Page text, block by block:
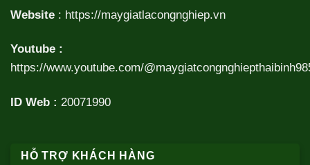
Website : https://maygiatlacongnghiep.vn
Youtube :
https://www.youtube.com/
ID Web : 20071990
HỖ TRỢ KHÁCH HÀNG